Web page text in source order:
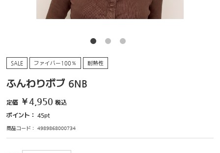
SALE ファイバー100％ 耐熱性
ふんわりボブ 6NB
定価 ￥4,950 税込
ポイント：45pt
商品コード：4989868000734